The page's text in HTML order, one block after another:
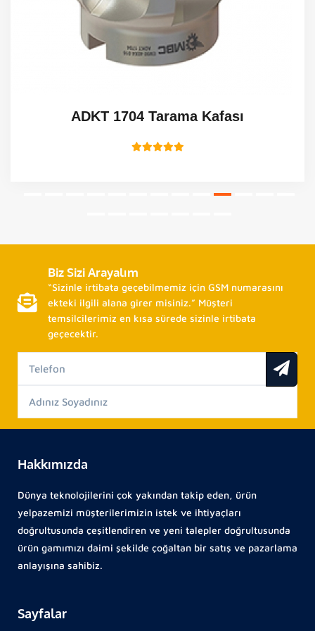
ADKT 1704 Tarama Kafası
Biz Sizi Arayalım
“Sizinle irtibata geçebilmemiz için GSM numarasını
ekteki ilgili alana girer misiniz.” Müşteri
temsilcilerimiz en kısa sürede sizinle irtibata
geçecektir.
Hakkımızda
Dünya teknolojilerini çok yakından takip eden, ürün
yelpazemizi müşterilerimizin istek ve ihtiyaçları
doğrultusunda çeşitlendiren ve yeni talepler doğrultusunda
ürün gamımızı daimi şekilde çoğaltan bir satış ve pazarlama
anlayışına sahibiz.
Sayfalar